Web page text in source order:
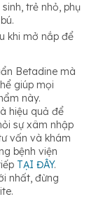
trẻ nhỏ, phụ
khi mở nắp để
Betadine mà
giúp mọi
này.
hiệu quả để
sự xâm nhập
vấn và khám
bệnh viện
TẠI ĐÂY.
nhất, đừng